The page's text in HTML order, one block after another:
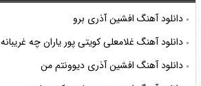
دانلود آهنگ افشین آذری برو
دانلود آهنگ غلامعلی کویتی‌ پور یاران چه غریبانه
دانلود آهنگ افشین آذری دیوونتم من